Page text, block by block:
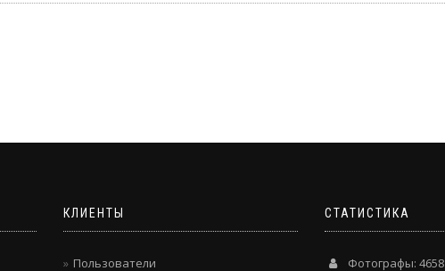
КЛИЕНТЫ
Пользователи
СТАТИСТИКА
Фотографы: 4658